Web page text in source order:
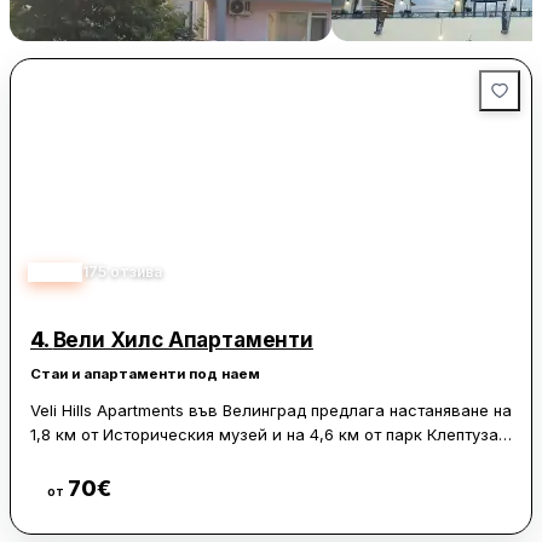
Китен 68 € / нощувка
Tarnovo
Велико Търново 106
175 отзива
4. Вели Хилс Апартаменти
Стаи и апартаменти под наем
Veli Hills Apartments във Велинград предлага настаняване на
1,8 км от Историческия музей и на 4,6 км от парк Клептуза.
намира на 41 км от пещерата Снежанка. На разположение
от 70€